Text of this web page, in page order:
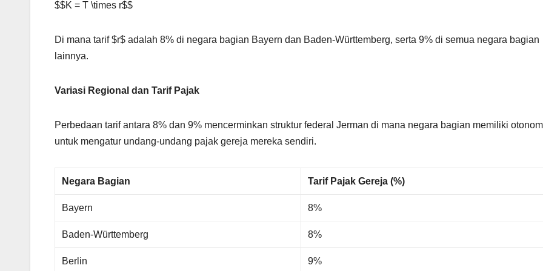
$$K = T \times r$$
Di mana tarif $r$ adalah 8% di negara bagian Bayern dan Baden-Württemberg, serta 9% di semua negara bagian
lainnya.
Variasi Regional dan Tarif Pajak
Perbedaan tarif antara 8% dan 9% mencerminkan struktur federal Jerman di mana negara bagian memiliki
untuk mengatur undang-undang pajak gereja mereka sendiri.
Negara Bagian Tarif Pajak Gereja (%)
Bayern 8%
Baden-Württemberg 8%
Berlin 9%